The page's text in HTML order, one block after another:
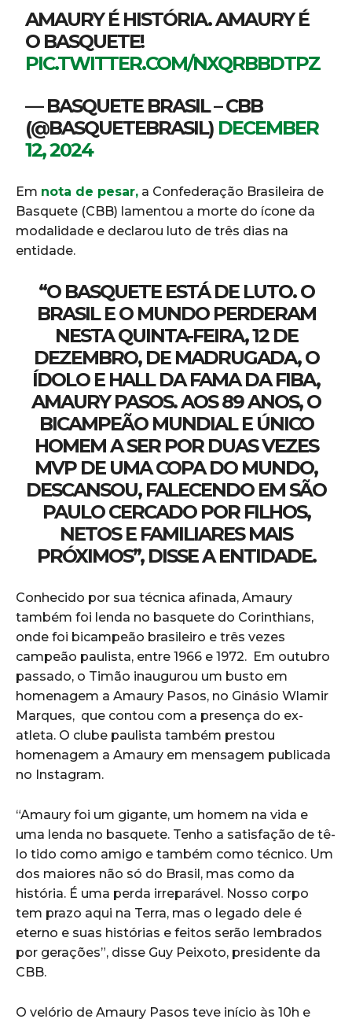
AMAURY É HISTÓRIA. AMAURY É
O BASQUETE!
PIC.TWITTER.COM/NXQRBBDTPZ
— BASQUETE BRASIL – CBB
(@BASQUETEBRASIL) DECEMBER
12, 2024
Em nota de pesar, a Confederação Brasileira de
Basquete (CBB) lamentou a morte do ícone da
modalidade e declarou luto de três dias na
entidade.
“O BASQUETE ESTÁ DE LUTO. O
BRASIL E O MUNDO PERDERAM
NESTA QUINTA-FEIRA, 12 DE
DEZEMBRO, DE MADRUGADA, O
ÍDOLO E HALL DA FAMA DA FIBA,
AMAURY PASOS. AOS 89 ANOS, O
BICAMPEÃO MUNDIAL E ÚNICO
HOMEM A SER POR DUAS VEZES
MVP DE UMA COPA DO MUNDO,
DESCANSOU, FALECENDO EM SÃO
PAULO CERCADO POR FILHOS,
NETOS E FAMILIARES MAIS
PRÓXIMOS”, DISSE A ENTIDADE.
Conhecido por sua técnica afinada, Amaury
também foi lenda no basquete do Corinthians,
onde foi bicampeão brasileiro e três vezes
campeão paulista, entre 1966 e 1972. Em outubro
passado, o Timão inaugurou um busto em
homenagem a Amaury Pasos, no Ginásio Wlamir
Marques, que contou com a presença do ex-
atleta. O clube paulista também prestou
homenagem a Amaury em mensagem publicada
no Instagram.
“Amaury foi um gigante, um homem na vida e
uma lenda no basquete. Tenho a satisfação de tê-
lo tido como amigo e também como técnico. Um
dos maiores não só do Brasil, mas como da
história. É uma perda irreparável. Nosso corpo
tem prazo aqui na Terra, mas o legado dele é
eterno e suas histórias e feitos serão lembrados
por gerações”, disse Guy Peixoto, presidente da
CBB.
O velório de Amaury Pasos teve início às 10h e